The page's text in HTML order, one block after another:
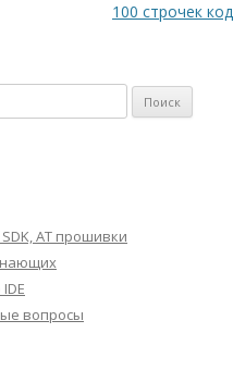
100 строчек
AT прошивки
вопросы